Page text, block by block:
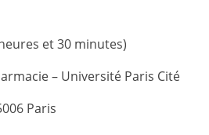
et 30 minutes)
– Université Paris Cité
Paris